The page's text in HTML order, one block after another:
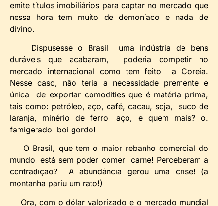
emite títulos imobiliários para captar no mercado que
nessa hora tem muito de demoníaco e nada de
divino.
Dispusesse o Brasil uma indústria de bens
duráveis que acabaram, poderia competir no
mercado internacional como tem feito a Coreia.
Nesse caso, não teria a necessidade premente e
única de exportar comodities que é matéria prima,
tais como: petróleo, aço, café, cacau, soja, suco de
laranja, minério de ferro, aço, e quem mais? o.
famigerado boi gordo!
O Brasil, que tem o maior rebanho comercial do
mundo, está sem poder comer carne! Perceberam a
contradição? A abundância gerou uma crise! (a
montanha pariu um rato!)
Ora, com o dólar valorizado e o mercado mundial